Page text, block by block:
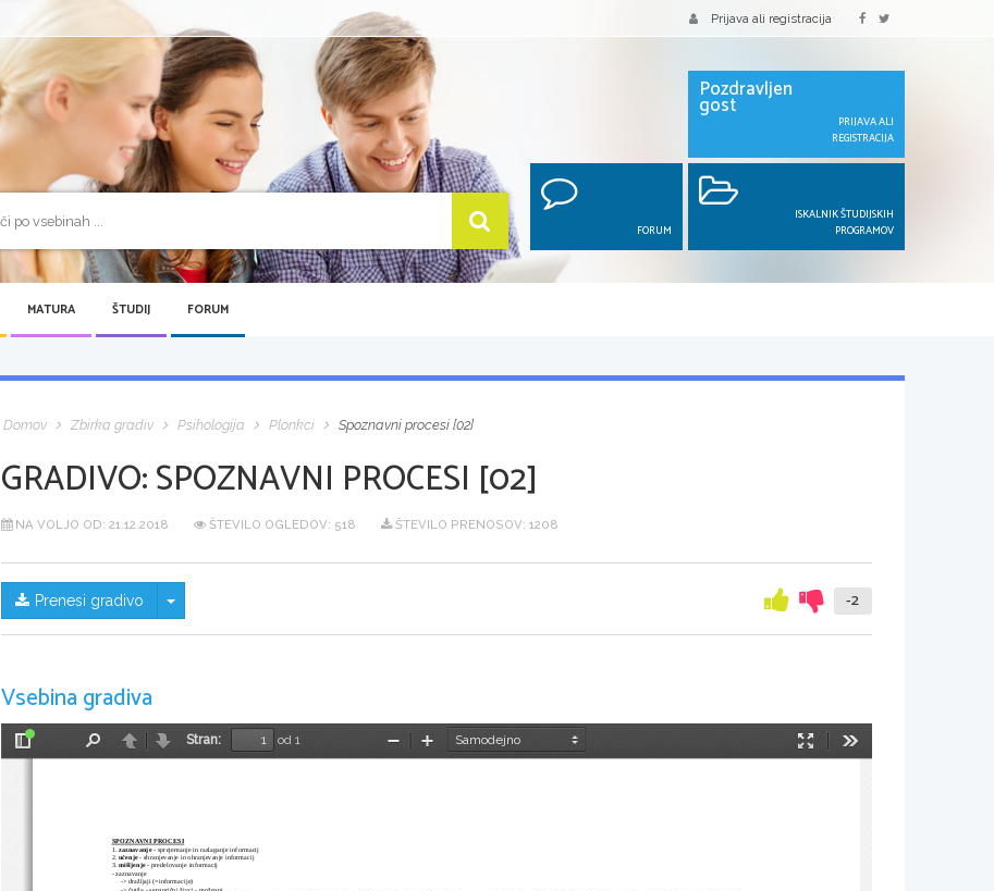
Prijava ali registracija
Pozdravljen
gost
PRIJAVA ALI
REGISTRACIJA
FORUM
ISKALNIK ŠTUDIJSKIH
PROGRAMOV
MATURA ŠTUDIJ FORUM
Domov Zbirka gradiv Psihologija Plonkci Spoznavni procesi [02]
GRADIVO:SPOZNAVNI PROCESI [02]
NA VOLJO OD: 21.12.2018 ŠTEVILO OGLEDOV: 518 ŠTEVILO PRENOSOV: 1208
Prenesi gradivo Skrij/prikaži meni -2
Vsebina gradiva
Preklopi
NazajNaprej
Stran:
od 1
Način
PomanjšajPovečaj
SPOZNAVNI PROCESI
1. zaznavanje - sprejemanje in razlaganje informacij
2. učenje - shranjevanje in ohranjevanje informacij
3. mišljenje - predelovanje informacij
- zaznavanje
     -> dražljaji (=informacije)
     -> čutila - senzorični živci - možgani